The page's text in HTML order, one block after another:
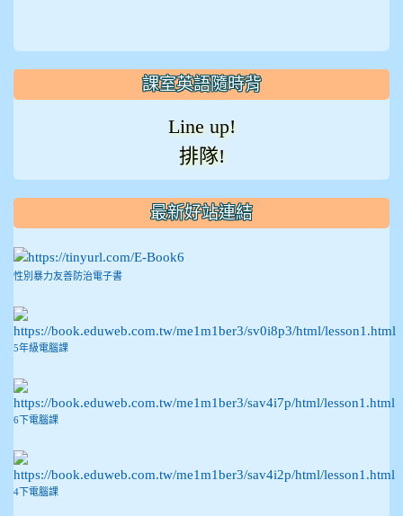
課室英語隨時背
Line up!
排隊!
最新好站連結
性別暴力友善防治電子書
5年級電腦課
6下電腦課
4下電腦課